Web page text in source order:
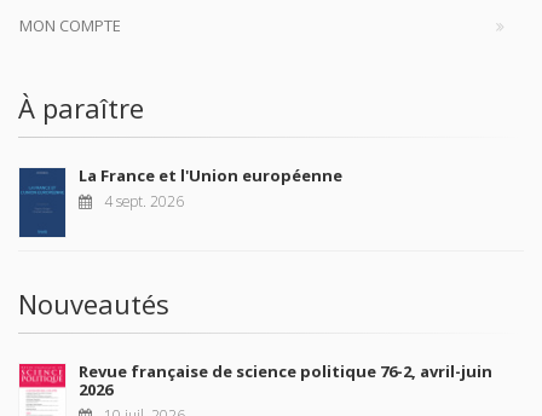
MON COMPTE
À paraître
La France et l'Union européenne
4 sept. 2026
Nouveautés
Revue française de science politique 76-2, avril-juin
2026